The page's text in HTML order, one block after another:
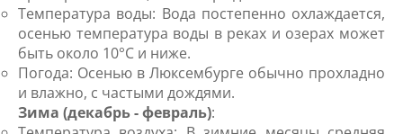
Температура воды: Вода постепенно охлаждается,
осенью температура воды в реках и озерах может
быть около 10°C и ниже.
Погода: Осенью в Люксембурге обычно прохладно
и влажно, с частыми дождями.
Зима (декабрь - февраль):